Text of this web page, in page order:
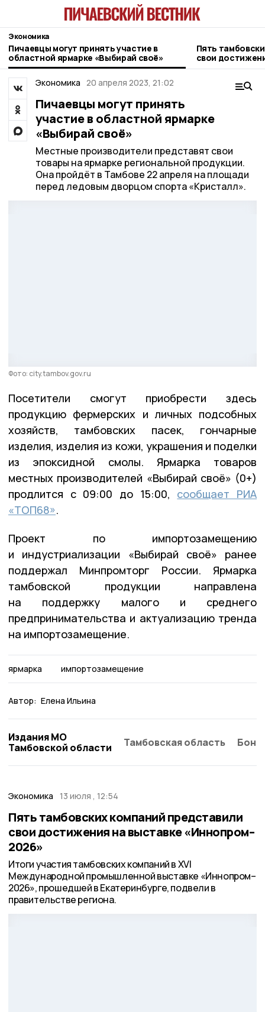
Экономика
Пичаевцы могут принять участие в
областной ярмарке «Выбирай своё»
Пять
свои
Экономика 20 апреля 2023, 21:02
Пичаевцы могут принять
участие в областной ярмарке
«Выбирай своё»
Местные производители представят свои
товары на ярмарке региональной продукции.
Она пройдёт в Тамбове 22 апреля на площади
перед ледовым дворцом спорта «Кристалл».
Фото: city.tambov.gov.ru
Посетители смогут приобрести здесь
продукцию фермерских и личных подсобных
хозяйств, тамбовских пасек, гончарные
изделия, изделия из кожи, украшения и поделки
из эпоксидной смолы. Ярмарка товаров
местных производителей «Выбирай своё» (0+)
продлится с 09:00 до 15:00, сообщает РИА
«ТОП68».
Проект по импортозамещению
и индустриализации «Выбирай своё» ранее
поддержал Минпромторг России. Ярмарка
тамбовской продукции направлена
на поддержку малого и среднего
предпринимательства и актуализацию тренда
на импортозамещение.
ярмарка импортозамещение
Автор: Елена Ильина
Издания МО
Тамбовской области
Тамбовская область
Экономика 13 июля , 12:54
Пять тамбовских компаний представили
свои достижения на выставке «Иннопром–
2026»
Итоги участия тамбовских компаний в XVI
Международной промышленной выставке «Иннопром–
2026», прошедшей в Екатеринбурге, подвели в
правительстве региона.